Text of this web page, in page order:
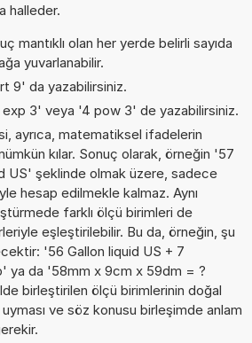
halleder.
mantıklı olan her yerde belirli sayıda
yuvarlanabilir.
9' da yazabilirsiniz.
3' veya '4 pow 3' de yazabilirsiniz.
ayrıca, matematiksel ifadelerin
kılar. Sonuç olarak, örneğin '57
US' şeklinde olmak üzere, sadece
hesap edilmekle kalmaz. Aynı
farklı ölçü birimleri de
eşleştirilebilir. Bu da, örneğin, şu
'56 Gallon liquid US + 7
ya da '58mm x 9cm x 59dm = ?
birleştirilen ölçü birimlerinin doğal
ve söz konusu birleşimde anlam